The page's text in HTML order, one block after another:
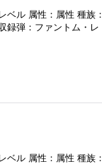
ベル 属性：属性 種族：
録弾：ファントム・レ
ベル 属性：属性 種族：